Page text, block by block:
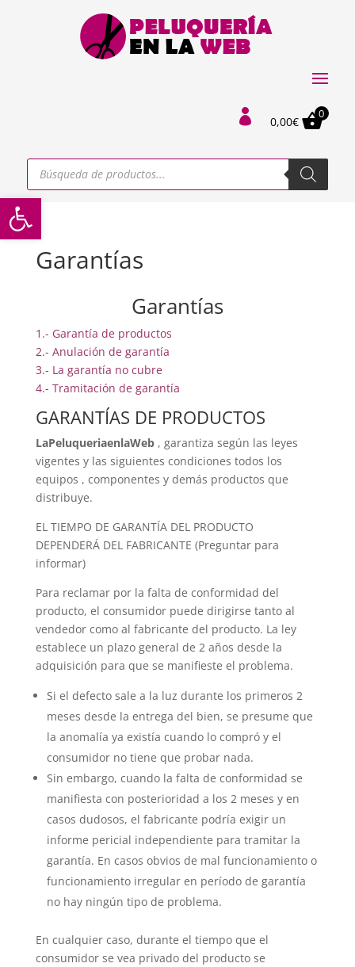
Abrir barra de herramientas
 0,00€
0
Búsqueda
productos
Garantías
Garantías
1.- Garantía de productos
2.- Anulación de garantía
3.- La garantía no cubre
4.- Tramitación de garantía
GARANTÍAS DE PRODUCTOS
LaPeluqueriaenlaWeb, garantiza según las leyes
vigentes y las siguientes condiciones todos los
equipos , componentes y demás productos que
distribuye.
EL TIEMPO DE GARANTÍA DEL PRODUCTO
DEPENDERÁ DEL FABRICANTE (Preguntar para
informar)
Para reclamar por la falta de conformidad del
producto, el consumidor puede dirigirse tanto al
vendedor como al fabricante del producto. La ley
establece un plazo general de 2 años desde la
adquisición para que se manifieste el problema.
Si el defecto sale a la luz durante los primeros 2
meses desde la entrega del bien, se presume que
la anomalía ya existía cuando lo compró y el
consumidor no tiene que probar nada.
Sin embargo, cuando la falta de conformidad se
manifiesta con posterioridad a los 2 meses y en
casos dudosos, el fabricante podría exigir un
informe pericial independiente para tramitar la
garantía. En casos obvios de mal funcionamiento o
funcionamiento irregular en período de garantía
no hay ningún tipo de problema.
En cualquier caso, durante el tiempo que el
consumidor se vea privado del producto se